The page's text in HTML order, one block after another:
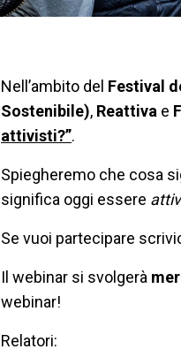
Nell’ambito del Festival
Sostenibile), Reattiva e
attivisti?”.
Spiegheremo che cosa
significa oggi essere
Se vuoi partecipare
Il webinar si svolgerà
webinar!
Relatori: